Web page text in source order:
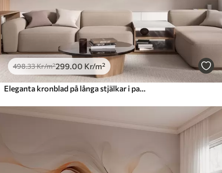
498.33Kr/m²299 .00 Kr/m²